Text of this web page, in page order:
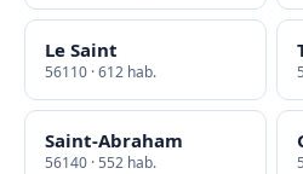
Le Saint
56110 · 612 hab.
Saint-Abraham
56140 · 552 hab.